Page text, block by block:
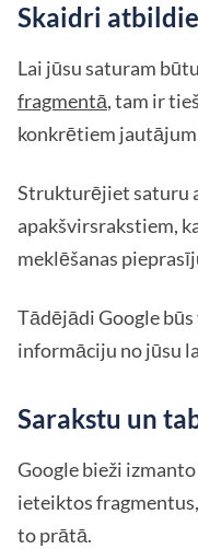
Skaidri
Lai jūsu saturam
fragmentā, tam ir
konkrētiem
Strukturējiet saturu
apakšvirsrakstiem,
meklēšanas
Tādējādi Google
informāciju no jūsu
Sarakstu un
Google bieži
ieteiktos
to prātā.